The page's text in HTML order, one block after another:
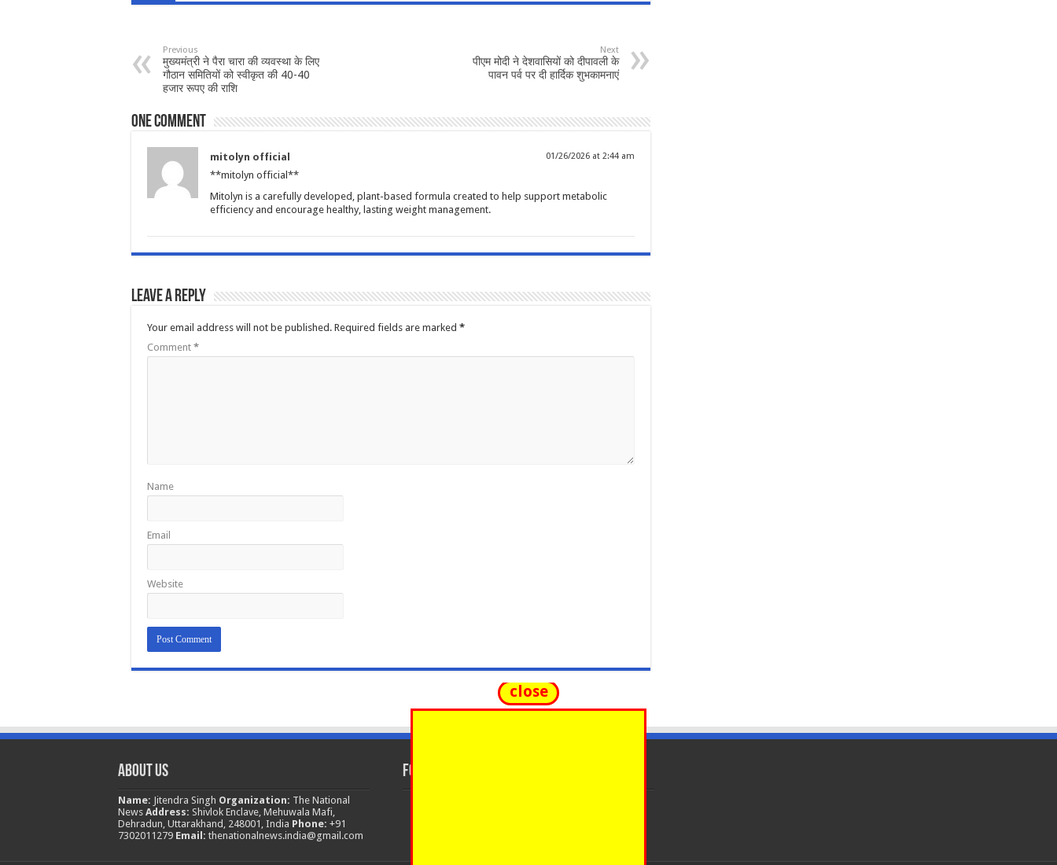
Previous
मुख्यमंत्री ने पैरा चारा की व्यवस्था के लिए
गौठान समितियों को स्वीकृत की 40-40
हजार रूपए की राशि
Next
पीएम मोदी ने देशवासियों को दीपावली के
पावन पर्व पर दी हार्दिक शुभकामनाएं
One comment
mitolyn official 01/26/2026 at 2:44 am
**mitolyn official**
Mitolyn is a carefully developed, plant-based formula created to help support metabolic
efficiency and encourage healthy, lasting weight management.
Leave a Reply
Your email address will not be published. Required fields are marked *
Comment *
Name
Email
Website
About Us
Name: Jitendra Singh Organization: The National
News Address: Shivlok Enclave, Mehuwala Mafi,
Dehradun, Uttarakhand, 248001, India Phone: +91
7302011279 Email: thenationalnews.india@gmail.com
FOLLOW US
close